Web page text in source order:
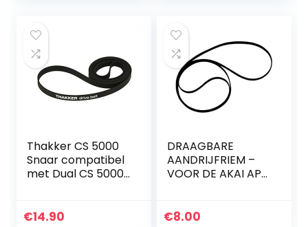
Thakker CS 5000
Snaar compatibel
met Dual CS 5000
Aandrijfriemen
€14.90
DRAAGBARE
AANDRIJFRIEM –
VOOR DE AKAI AP-
€8.00